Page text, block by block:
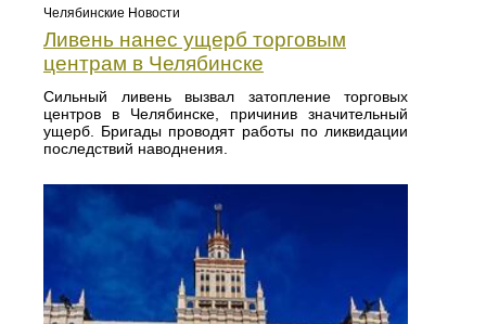
Челябинские Новости
Ливень нанес ущерб торговым
центрам в Челябинске
Сильный ливень вызвал затопление торговых
центров в Челябинске, причинив значительный
ущерб. Бригады проводят работы по ликвидации
последствий наводнения.